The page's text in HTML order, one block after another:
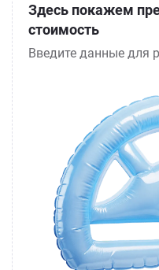
Здесь покажем
стоимость
Введите данные для